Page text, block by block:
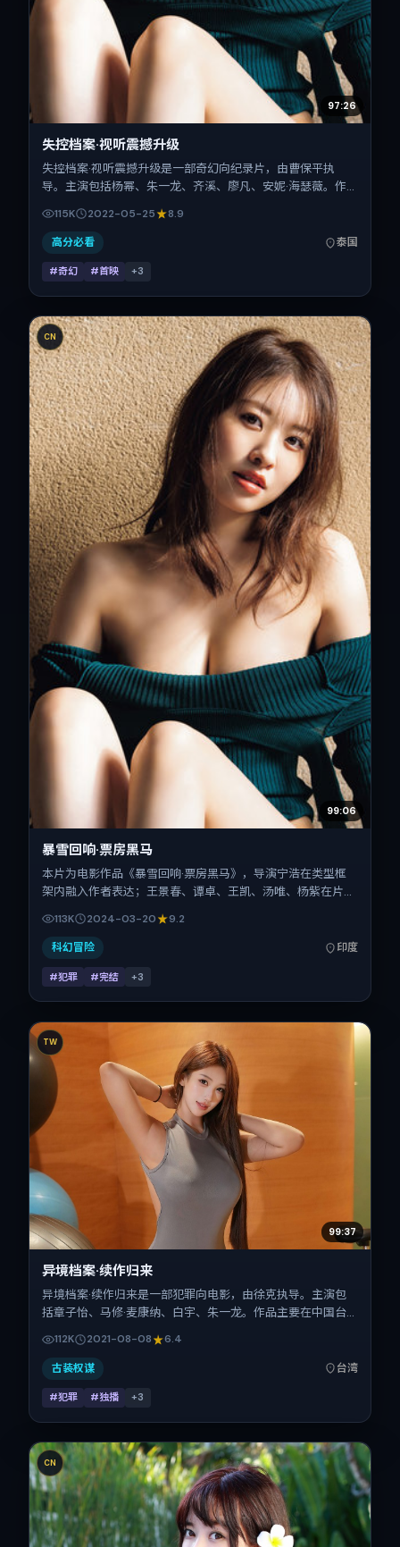
97:26
失控档案·视听震撼升级
失控档案·视听震撼升级是一部奇幻向纪录片，由曹保平执
导。主演包括杨幂、朱一龙、齐溪、廖凡、安妮·海瑟薇。作
日期 2022-05-25，正片时长97分钟。
115K 2022-05-25 8.9
高分必看 泰国
#奇幻 #首映 +3
CN
99:06
暴雪回响·票房黑马
本片为电影作品《暴雪回响·票房黑马》，导演宁浩在类型框
架内融入作者表达；王景春、谭卓、王凯、汤唯、杨紫在片中
度。上映时间 2024年3月20日（公映登记日 2024-03-
20），全片175分钟，节奏张弛有度。
113K 2024-03-20 9.2
科幻冒险 印度
#犯罪 #完结 +3
TW
99:37
异境档案·续作归来
异境档案·续作归来是一部犯罪向电影，由徐克执导。主演包
括章子怡、马修·麦康纳、白宇、朱一龙。作品主要在中国台
08-08，正片时长123分钟。
112K 2021-08-08 6.4
古装权谋 台湾
#犯罪 #独播 +3
CN